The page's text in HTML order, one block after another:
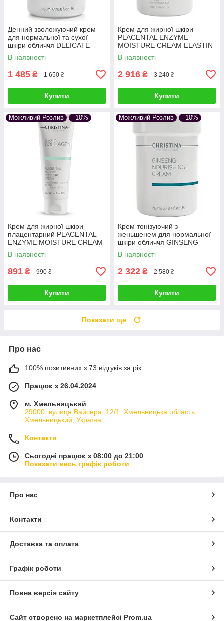
Денний зволожуючий крем
для нормальної та сухої
шкіри обличчя DELICATE
HYDRATING DAY
TREATMENT CHRISTINA 250
мл
В наявності
1 485 ₴ 1 650 ₴
Купити
Крем для жирної шкіри
PLACENTAL ENZYME
MOISTURE CREAM ELASTIN
COLLAGEN CHRISTINA
плацентарний 250 мл
В наявності
2 916 ₴ 3 240 ₴
Купити
Можливий Розлив –10%
Крем для жирної шкіри
плацентарний PLACENTAL
ENZYME MOISTURE CREAM
ELASTIN COLLAGEN
CHRISTINA 60 мл
В наявності
891 ₴ 990 ₴
Купити
Можливий Розлив –10%
Крем тонізуючий з
женьшенем для нормальної
шкіри обличчя GINSENG
NOURISHING CREAM
CHRISTINA 250 мл
В наявності
2 322 ₴ 2 580 ₴
Купити
Показати ще
Про нас
100% позитивних з 73 відгуків за рік
Працює з 26.04.2024
м. Хмельницький
29000, вулиця Вайсера, 12/1, Хмельницька область,
Хмельницький, Україна
Контакти
Сьогодні працює з 08:00 до 21:00
Показати весь графік роботи
Про нас
Контакти
Доставка та оплата
Графік роботи
Повна версія сайту
Сайт створено на маркетплейсі Prom.ua